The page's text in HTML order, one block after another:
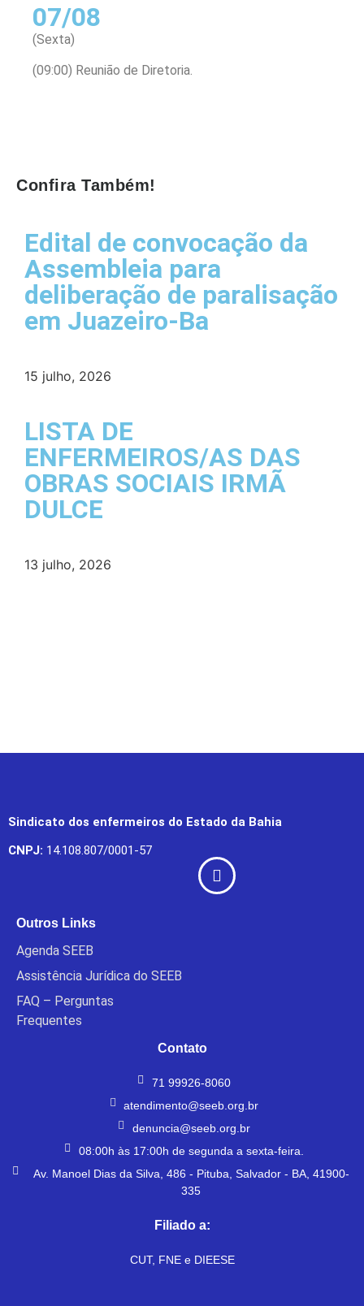
07/08
(Sexta)
(09:00) Reunião de Diretoria.
Confira Também!
Edital de convocação da
Assembleia para
deliberação de paralisação
em Juazeiro-Ba
15 julho, 2026
LISTA DE
ENFERMEIROS/AS DAS
OBRAS SOCIAIS IRMÃ
DULCE
13 julho, 2026
Sindicato dos enfermeiros do Estado da Bahia
CNPJ: 14.108.807/0001-57
Outros Links
Agenda SEEB
Assistência Jurídica do SEEB
FAQ – Perguntas
Frequentes
Contato
71 99926-8060
atendimento@seeb.org.br
denuncia@seeb.org.br
08:00h às 17:00h de segunda a sexta-feira.
Av. Manoel Dias da Silva, 486 - Pituba, Salvador - BA, 41900-
335
Filiado a:
CUT, FNE e DIEESE